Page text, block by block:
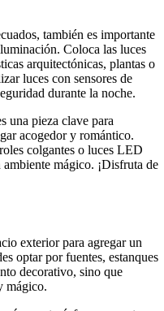
también es importante
Coloca las luces
arquitectónicas, plantas o
luces con sensores de
durante la noche.
una pieza clave para
acogedor y romántico.
colgantes o luces LED
mágico. ¡Disfruta de
exterior para agregar un
optar por fuentes, estanques
decorativo, sino que
mágico.